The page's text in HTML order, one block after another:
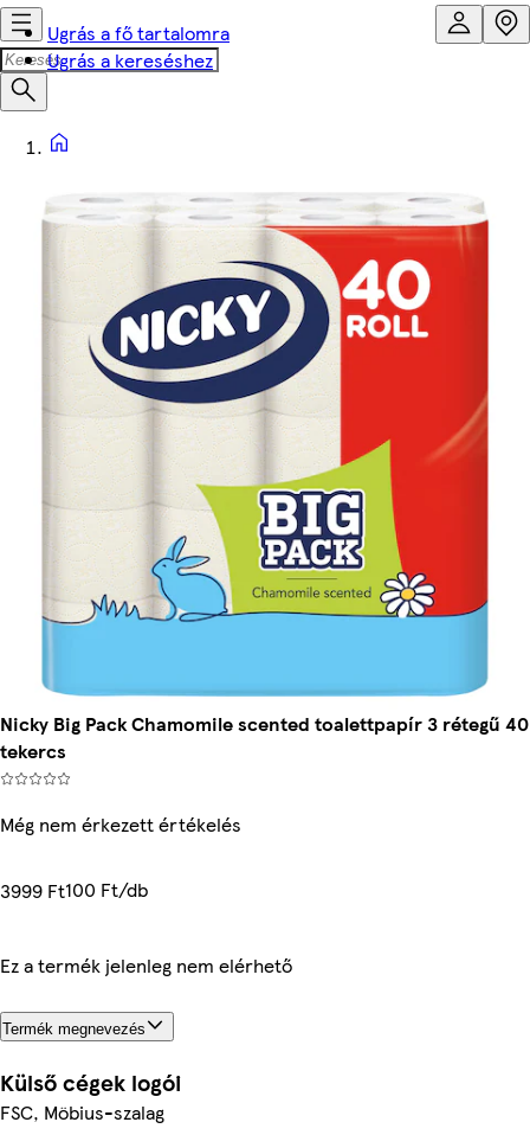
Ugrás a fő tartalomra
Ugrás a kereséshez
Nicky Big Pack Chamomile scented toalettpapír 3 rétegű 40
tekercs
Még nem érkezett értékelés
3999 Ft100 Ft/db
Ez a termék jelenleg nem elérhető
Termék megnevezés
Külső cégek logói
FSC, Möbius-szalag